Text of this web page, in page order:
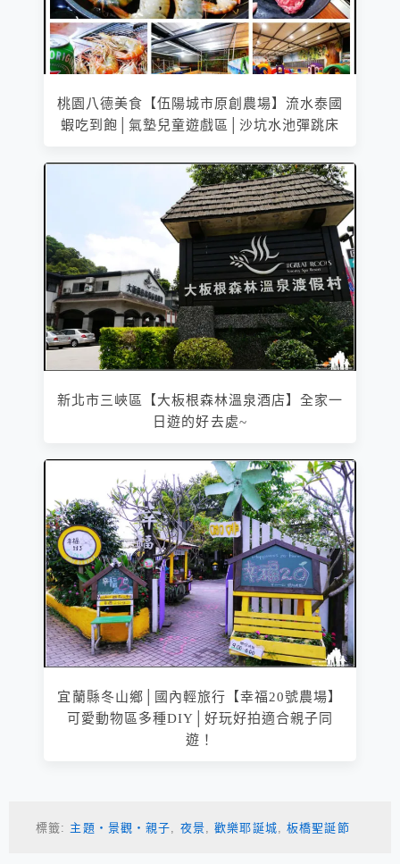
桃園八德美食【伍陽城市原創農場】流水泰國
蝦吃到飽│氣墊兒童遊戲區│沙坑水池彈跳床
新北市三峽區【大板根森林溫泉酒店】全家一
日遊的好去處~
宜蘭縣冬山鄉│國內輕旅行【幸福20號農場】
可愛動物區多種DIY│好玩好拍適合親子同
遊！
標籤: 主題‧景觀‧親子 夜景 ,歡樂耶誕城 ,板橋聖誕節